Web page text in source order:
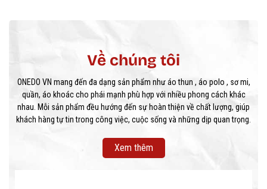
Về chúng tôi
ONEDO VN mang đến đa dạng sản phẩm như áo thun , áo polo , sơ mi,
quần, áo khoác cho phái mạnh phù hợp với nhiều phong cách khác
nhau. Mỗi sản phẩm đều hướng đến sự hoàn thiện về chất lượng, giúp
khách hàng tự tin trong công việc, cuộc sống và những dịp quan trọng.
Xem thêm